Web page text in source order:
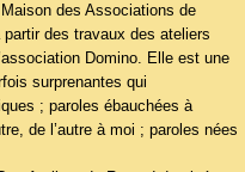
des Associations de
des travaux des ateliers
Domino. Elle est une
surprenantes qui
; paroles ébauchées à
de l’autre à moi ; paroles nées